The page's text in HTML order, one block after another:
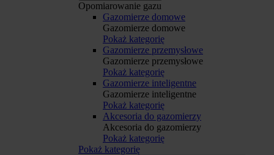
Opomiarowanie gazu
Gazomierze domowe
Gazomierze domowe
Pokaż kategorię
Gazomierze przemysłowe
Gazomierze przemysłowe
Pokaż kategorię
Gazomierze inteligentne
Gazomierze inteligentne
Pokaż kategorię
Akcesoria do gazomierzy
Akcesoria do gazomierzy
Pokaż kategorię
Pokaż kategorię